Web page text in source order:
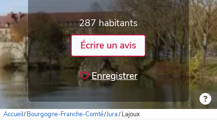
287 habitants
Écrire un avis
Enregistrer
Accueil/Bourgogne-Franche-Comté/Jura/Lajoux